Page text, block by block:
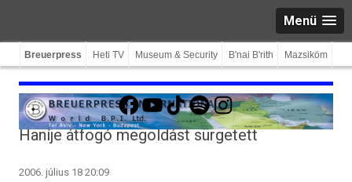
Menü
Breuerpress Heti TV Museum & Security B'nai B'rith Mazsiköm
Facebook
YouTube
TikTokSpotifyInstagram
Haníje átfogó megoldást sürgetett
2006. július 18 20:09